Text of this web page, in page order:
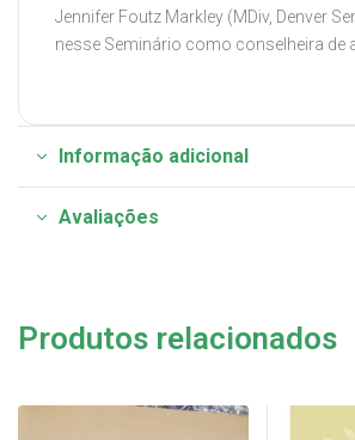
Jennifer Foutz Markley (MDiv, Denver
nesse Seminário como conselheira de
Informação adicional
Avaliações
Produtos relacionados